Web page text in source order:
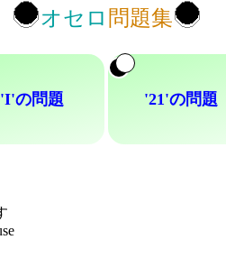
オセロ 問題集
'I'の問題 '21'の問題